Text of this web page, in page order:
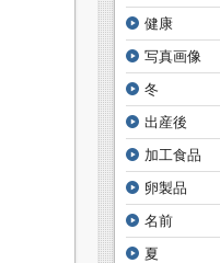
健康
写真画像
冬
出産後
加工食品
卵製品
名前
夏